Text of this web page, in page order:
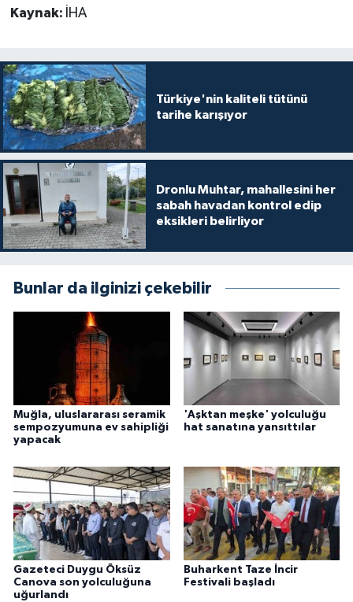
Kaynak: İHA
Türkiye'nin kaliteli tütünü
tarihe karışıyor
Dronlu Muhtar, mahallesini her
sabah havadan kontrol edip
eksikleri belirliyor
Bunlar da ilginizi çekebilir
Muğla, uluslararası seramik
sempozyumuna ev sahipliği
yapacak
'Aşktan meşke' yolculuğu
hat sanatına yansıttılar
Gazeteci Duygu Öksüz
Canova son yolculuğuna
uğurlandı
Buharkent Taze İncir
Festivali başladı